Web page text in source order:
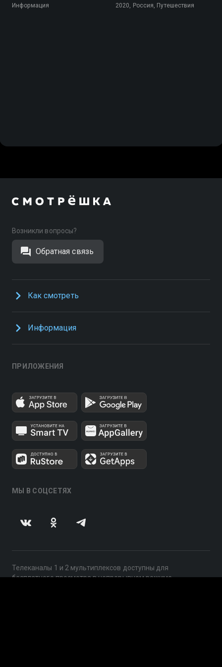
Информация 2020, Россия, Путешествия
Возникли вопросы?
Обратная связь
Как смотреть
Информация
ПРИЛОЖЕНИЯ
МЫ В СОЦСЕТЯХ
Телеканалы 1 и 2 мультиплексов доступны для
бесплатного просмотра в непрерывном режиме,